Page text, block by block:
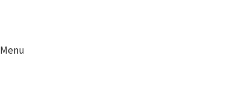
Menu